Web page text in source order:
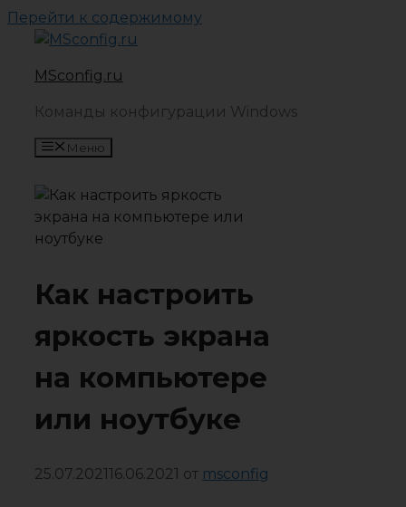
Перейти к содержимому
MSconfig.ru
Команды конфигурации Windows
Меню
Как настроить
яркость экрана
на компьютере
или ноутбуке
25.07.202116.06.2021 от msconfig